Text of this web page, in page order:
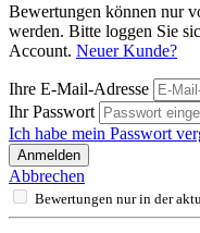
Bewertungen können nur
werden. Bitte loggen Sie
Account. Neuer Kunde?
Ihre E-Mail-Adresse
Ihr Passwort
Ich habe mein Passwort
Anmelden
Abbrechen
Bewertungen nur in der